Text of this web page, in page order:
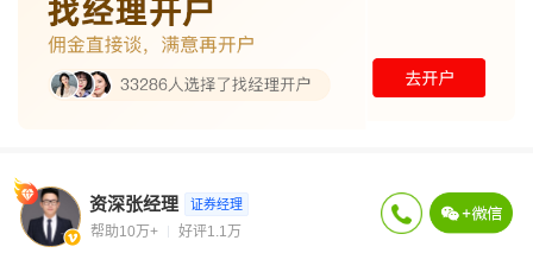
资深张经理 证券经理
帮助10万+ 好评1.1万